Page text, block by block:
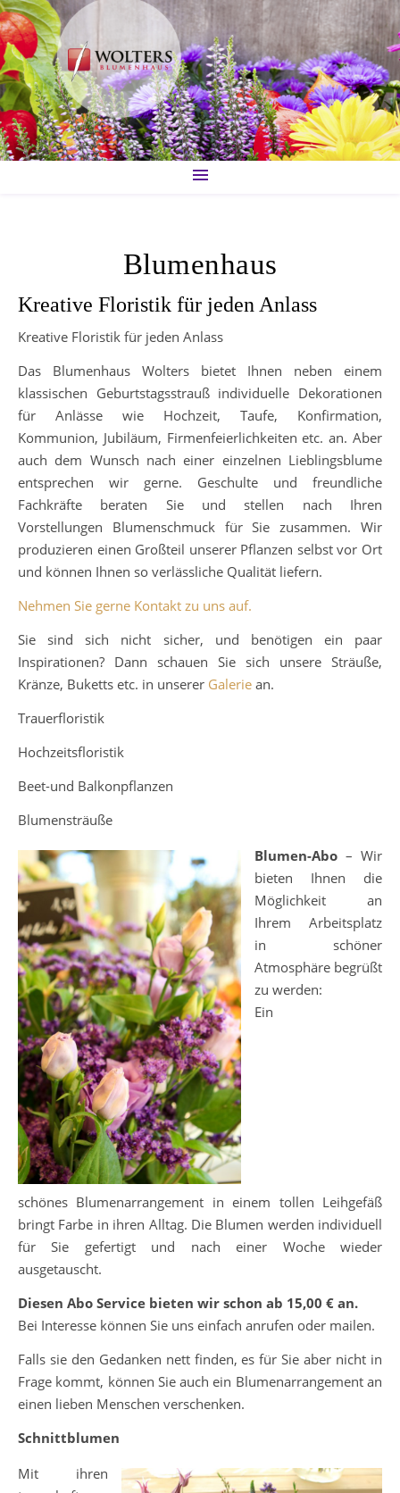
Blumenhaus
Kreative Floristik für jeden Anlass
Kreative Floristik für jeden Anlass
Das Blumenhaus Wolters bietet Ihnen neben einem
klassischen Geburtstagsstrauß individuelle Dekorationen
für Anlässe wie Hochzeit, Taufe, Konfirmation,
Kommunion, Jubiläum, Firmenfeierlichkeiten etc. an. Aber
auch dem Wunsch nach einer einzelnen Lieblingsblume
entsprechen wir gerne. Geschulte und freundliche
Fachkräfte beraten Sie und stellen nach Ihren
Vorstellungen Blumenschmuck für Sie zusammen. Wir
produzieren einen Großteil unserer Pflanzen selbst vor Ort
und können Ihnen so verlässliche Qualität liefern.
Nehmen Sie gerne Kontakt zu uns auf.
Sie sind sich nicht sicher, und benötigen ein paar
Inspirationen? Dann schauen Sie sich unsere Sträuße,
Kränze, Buketts etc. in unserer Galerie an.
Trauerfloristik
Hochzeitsfloristik
Beet-und Balkonpflanzen
Blumensträuße
Blumen-Abo – Wir
bieten Ihnen die
Möglichkeit an
Ihrem Arbeitsplatz
in schöner
Atmosphäre begrüßt
zu werden:
Ein
schönes Blumenarrangement in einem tollen Leihgefäß
bringt Farbe in ihren Alltag. Die Blumen werden individuell
für Sie gefertigt und nach einer Woche wieder
ausgetauscht.
Diesen Abo Service bieten wir schon ab 15,00 € an.
Bei Interesse können Sie uns einfach anrufen oder mailen.
Falls sie den Gedanken nett finden, es für Sie aber nicht in
Frage kommt, können Sie auch ein Blumenarrangement an
einen lieben Menschen verschenken.
Schnittblumen
Mit ihren